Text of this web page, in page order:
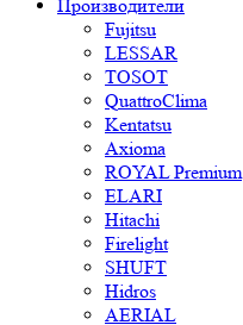
Производители
Fujitsu
LESSAR
TOSOT
QuattroClima
Kentatsu
Axioma
ROYAL Premium
ELARI
Hitachi
Firelight
SHUFT
Hidros
AERIAL